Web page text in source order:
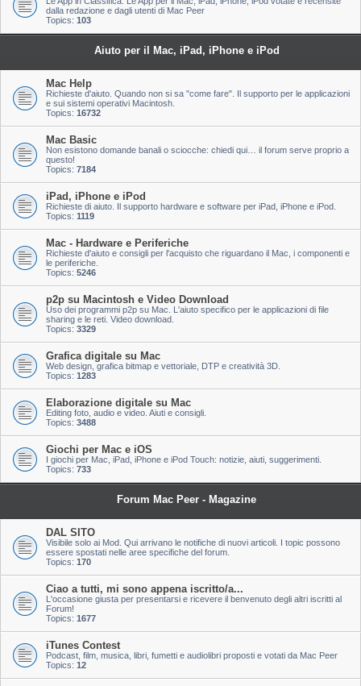
dalla redazione e dagli utenti di Mac Peer
Topics: 103
Aiuto per il Mac, iPad, iPhone e iPod
Mac Help
Richieste d'aiuto. Quando non si sa "come fare". Il supporto per le applicazioni
e sui sistemi operativi Macintosh.
Topics: 16732
Mac Basic
Non esistono domande banali o sciocche: chiedi qui… il forum serve proprio a
questo!
Topics: 7184
iPad, iPhone e iPod
Richieste di aiuto. Il supporto hardware e software per iPad, iPhone e iPod.
Topics: 1119
Mac - Hardware e Periferiche
Richieste d'aiuto e consigli per l'acquisto che riguardano il Mac, i componenti e
le periferiche.
Topics: 5246
p2p su Macintosh e Video Download
Uso dei programmi p2p su Mac. L'aiuto specifico per le applicazioni di file
sharing e le reti. Video download.
Topics: 3329
Grafica digitale su Mac
Web design, grafica bitmap e vettoriale, DTP e creatività 3D.
Topics: 1283
Elaborazione digitale su Mac
Editing foto, audio e video. Aiuti e consigli.
Topics: 3488
Giochi per Mac e iOS
I giochi per Mac, iPad, iPhone e iPod Touch: notizie, aiuti, suggerimenti.
Topics: 733
Forum Mac Peer - Magazine
DAL SITO
Visibile solo ai Mod. Qui arrivano le notifiche di nuovi articoli. I topic possono
essere spostati nelle aree specifiche del forum.
Topics: 170
Ciao a tutti, mi sono appena iscritto/a...
L'occasione giusta per presentarsi e ricevere il benvenuto degli altri iscritti al
Forum!
Topics: 1677
iTunes Contest
Podcast, film, musica, libri, fumetti e audiolibri proposti e votati da Mac Peer
Topics: 12